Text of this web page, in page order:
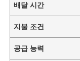
배달 시간
지불 조건
공급 능력